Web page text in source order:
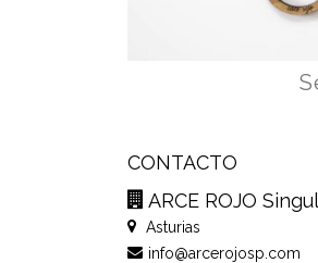
CONTACTO
ARCE ROJO
Asturias
info@arcerojosp.com